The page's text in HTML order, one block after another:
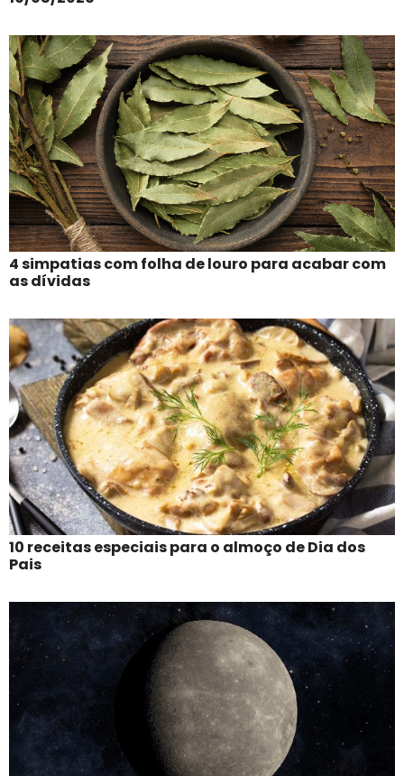
4 simpatias com folha de louro para acabar com
as dívidas
10 receitas especiais para o almoço de Dia dos
Pais